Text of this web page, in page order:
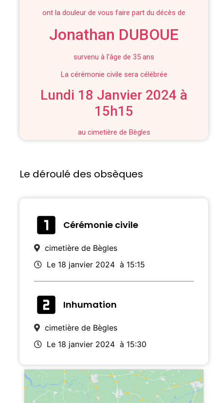
ont la douleur de vous faire part du décès de
Jonathan DUBOUE
survenu à l'âge de 35 ans
La cérémonie civile sera célébrée
Lundi 18 Janvier 2024 à
15h15
au cimetière de Bègles
Le déroulé des obsèques
Cérémonie civile
cimetière de Bègles
Le 18 janvier 2024 à 15:15
Inhumation
cimetière de Bègles
Le 18 janvier 2024 à 15:30